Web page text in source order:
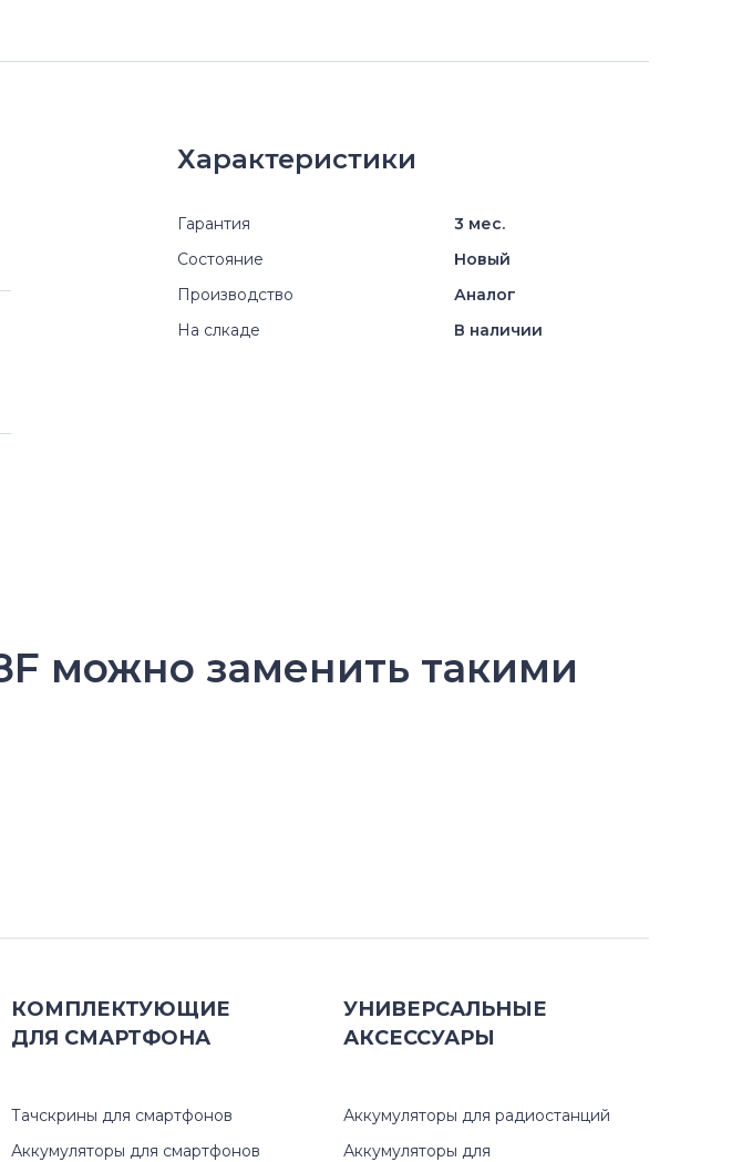
Характеристики
Гарантия
3 мес.
Состояние
Новый
Производство
Аналог
На слкаде
В наличии
можно заменить такими
КОМПЛЕКТУЮЩИЕ
ДЛЯ СМАРТФОНА
Тачскрины для смартфонов
Аккумуляторы для смартфонов
УНИВЕРСАЛЬНЫЕ
АКСЕССУАРЫ
Аккумуляторы для радиостанций
Аккумуляторы для